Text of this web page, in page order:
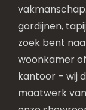
gordijnen,
zoek bent
woonkamer
kantoor – wij
maatwerk